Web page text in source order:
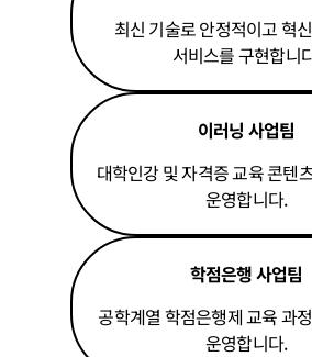
최신 기술로 안정적이고 혁
서비스를 구현합니
이러닝 사업팀
대학인강 및 자격증 교육 콘텐
운영합니다.
학점은행 사업팀
공학계열 학점은행제 교육 과
운영합니다.